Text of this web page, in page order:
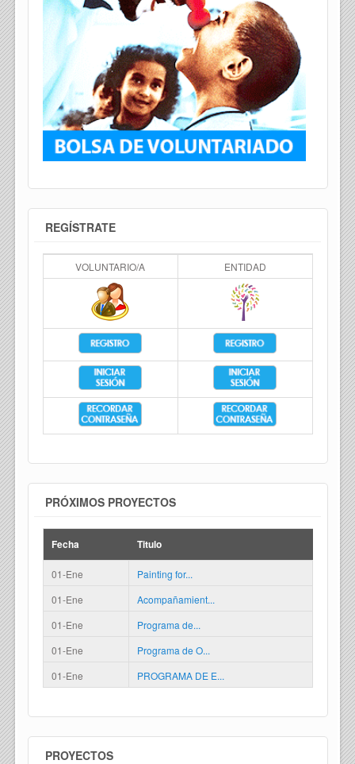
REGÍSTRATE
VOLUNTARIO/A ENTIDAD
PRÓXIMOS PROYECTOS
Fecha Titulo
01-Ene
Painting for...
01-Ene
Acompañamient...
01-Ene
Programa de...
01-Ene
Programa de O...
01-Ene
PROGRAMA DE E...
PROYECTOS